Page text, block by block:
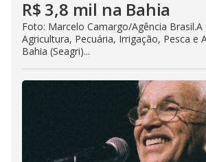
R$ 3,8 mil na Bahia
Foto: Marcelo Camargo/Agência Brasil.A
Agricultura, Pecuária, Irrigação, Pesca e
Bahia (Seagri)...